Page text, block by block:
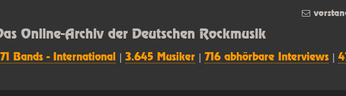
Online-Archiv der Deutschen Rockmusik
Bands - International 3.645 Musiker 716 abhörbare Interviews